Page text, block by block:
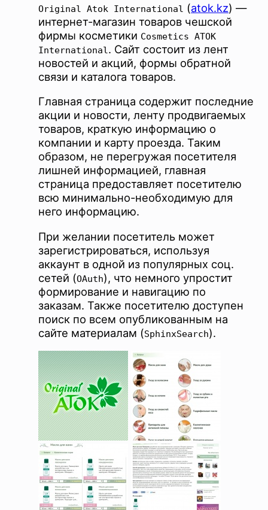
Original Atok International (atok.kz) —
интернет-магазин товаров чешской
фирмы косметики Cosmetics ATOK
International. Сайт состоит из лент
новостей и акций, формы обратной
связи и каталога товаров.
Главная страница содержит последние
акции и новости, ленту продвигаемых
товаров, краткую информацию о
компании и карту проезда. Таким
образом, не перегружая посетителя
лишней информацией, главная
страница предоставляет посетителю
всю минимально-необходимую для
него информацию.
При желании посетитель может
зарегистрироваться, используя
аккаунт в одной из популярных соц.
сетей (OAuth), что немного упростит
формирование и навигацию по
заказам. Также посетителю доступен
поиск по всем опубликованным на
сайте материалам (SphinxSearch).